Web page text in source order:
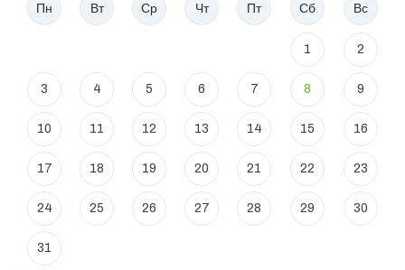
Пн Вт Ср Чт Пт Сб Вс
1 2
3 4 5 6 7 8 9
10 11 12 13 14 15 16
17 18 19 20 21 22 23
24 25 26 27 28 29 30
31